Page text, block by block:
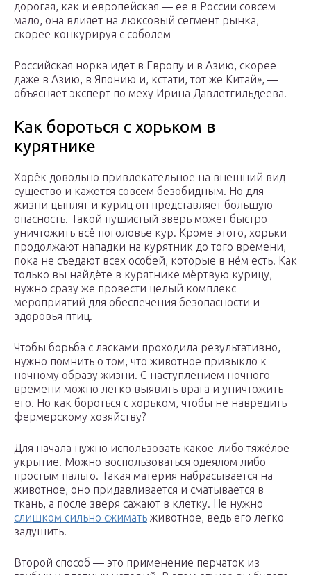
дорогая, как и европейская — ее в России совсем
мало, она влияет на люксовый сегмент рынка,
скорее конкурируя с соболем
Российская норка идет в Европу и в Азию, скорее
даже в Азию, в Японию и, кстати, тот же Китай», —
объясняет эксперт по меху Ирина Давлетгильдеева.
Как бороться с хорьком в
курятнике
Хорёк довольно привлекательное на внешний вид
существо и кажется совсем безобидным. Но для
жизни цыплят и куриц он представляет большую
опасность. Такой пушистый зверь может быстро
уничтожить всё поголовье кур. Кроме этого, хорьки
продолжают нападки на курятник до того времени,
пока не съедают всех особей, которые в нём есть. Как
только вы найдёте в курятнике мёртвую курицу,
нужно сразу же провести целый комплекс
мероприятий для обеспечения безопасности и
здоровья птиц.
Чтобы борьба с ласками проходила результативно,
нужно помнить о том, что животное привыкло к
ночному образу жизни. С наступлением ночного
времени можно легко выявить врага и уничтожить
его. Но как бороться с хорьком, чтобы не навредить
фермерскому хозяйству?
Для начала нужно использовать какое-либо тяжёлое
укрытие. Можно воспользоваться одеялом либо
простым пальто. Такая материя набрасывается на
животное, оно придавливается и сматывается в
ткань, а после зверя сажают в клетку. Не нужно
слишком сильно сжимать животное, ведь его легко
задушить.
Второй способ — это применение перчаток из